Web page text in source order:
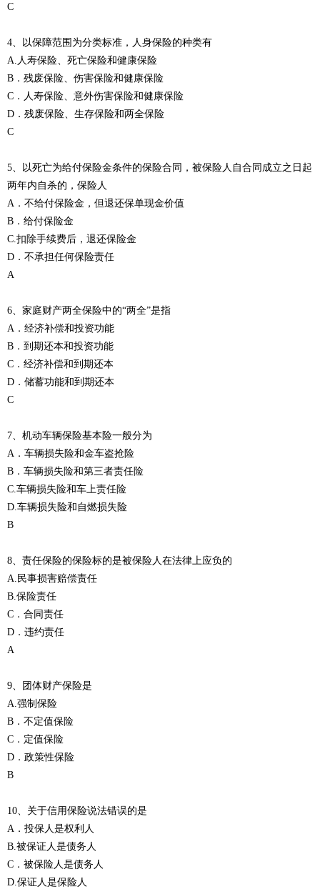
C
4、以保障范围为分类标准，人身保险的种类有
A.人寿保险、死亡保险和健康保险
B．残废保险、伤害保险和健康保险
C．人寿保险、意外伤害保险和健康保险
D．残废保险、生存保险和两全保险
C
5、以死亡为给付保险金条件的保险合同，被保险人自合同成立之日起
两年内自杀的，保险人
A．不给付保险金，但退还保单现金价值
B．给付保险金
C.扣除手续费后，退还保险金
D．不承担任何保险责任
A
6、家庭财产两全保险中的“两全”是指
A．经济补偿和投资功能
B．到期还本和投资功能
C．经济补偿和到期还本
D．储蓄功能和到期还本
C
7、机动车辆保险基本险一般分为
A．车辆损失险和金车盗抢险
B．车辆损失险和第三者责任险
C.车辆损失险和车上责任险
D.车辆损失险和自燃损失险
B
8、责任保险的保险标的是被保险人在法律上应负的
A.民事损害赔偿责任
B.保险责任
C．合同责任
D．违约责任
A
9、团体财产保险是
A.强制保险
B．不定值保险
C．定值保险
D．政策性保险
B
10、关于信用保险说法错误的是
A．投保人是权利人
B.被保证人是债务人
C．被保险人是债务人
D.保证人是保险人